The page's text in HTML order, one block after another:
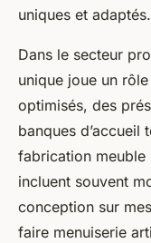
uniques et adaptés.
Dans le secteur
unique joue un
optimisés, des
banques
fabrication meuble
incluent souvent
conception sur
faire menuiserie